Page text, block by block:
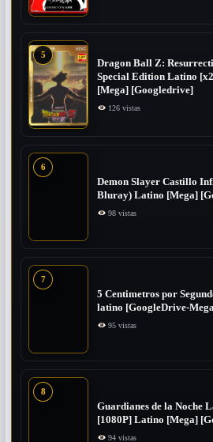
5
Dragon Ball Z:
Special Edition Latino
[Mega] [Googledrive]
126 vistas
6
Demon Slayer Castillo
Bluray) Latino [Mega]
98 vistas
7
5 Centimetros por
latino [GoogleDrive-
95 vistas
8
Guardianes de la Noche
[1080P] Latino [Mega]
94 vistas